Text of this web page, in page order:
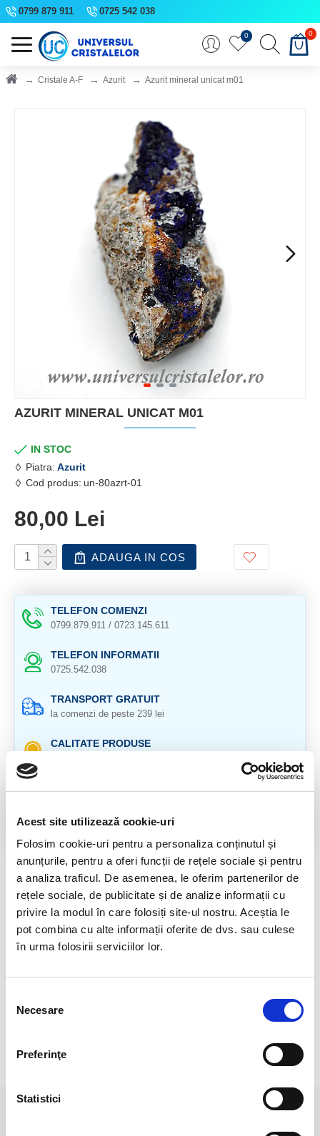
Acest site utilizează cookie-uri
Folosim cookie-uri pentru a personaliza conținutul și
anunțurile, pentru a oferi funcții de rețele sociale și pentru
a analiza traficul. De asemenea, le oferim partenerilor de
rețele sociale, de publicitate și de analize informații cu
privire la modul în care folosiți site-ul nostru. Aceștia le
pot combina cu alte informații oferite de dvs. sau culese
în urma folosirii serviciilor lor.
consimțământului
Necesare
Preferinţe
Statistici
0799 879 911 0725 542 038
0 0
Cristale A-F Azurit Azurit mineral unicat m01
AZURIT MINERAL UNICAT M01
IN STOC
Piatra: Azurit
Cod produs: un-80azrt-01
80,00 Lei
ADAUGA IN COS
TELEFON COMENZI
0799.879.911 / 0723.145.611
TELEFON INFORMATII
0725.542.038
TRANSPORT GRATUIT
la comenzi de peste 239 lei
CALITATE PRODUSE
pentru toate produsele
DESCRIERE PRODUS
Origine: Mexic
Cristal natural 100%
mobilului/tabletei/laptopului dumneavoastra.
RECENZII CLIENTI